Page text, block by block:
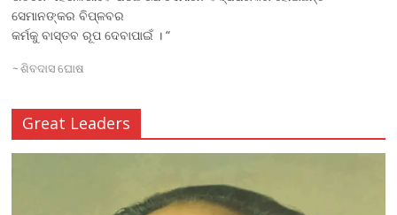
ସେମାନଙ୍କର ବିପ୍ଳବର
କର୍ମକୁ ବାସ୍ତବ ରୂପ ଦେବାପାଇଁ । “
~ଶିବଦାସ ଘୋଷ
Great Leaders